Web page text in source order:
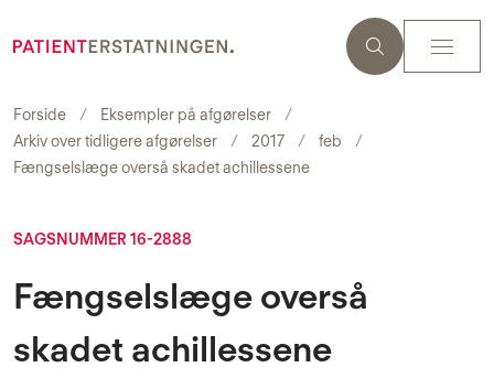
Forside
Eksempler på afgørelser
Arkiv over tidligere afgørelser
2017
feb
Fængselslæge overså skadet achillessene
SAGSNUMMER 16-2888
Fængselslæge overså
skadet achillessene